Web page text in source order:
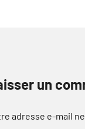
un
adresse e-mail